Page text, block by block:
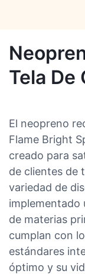
Tela De
El neopreno
Flame Bright
creado para
de clientes de
variedad de
implementado
de materias
cumplan con
estándares
óptimo y su